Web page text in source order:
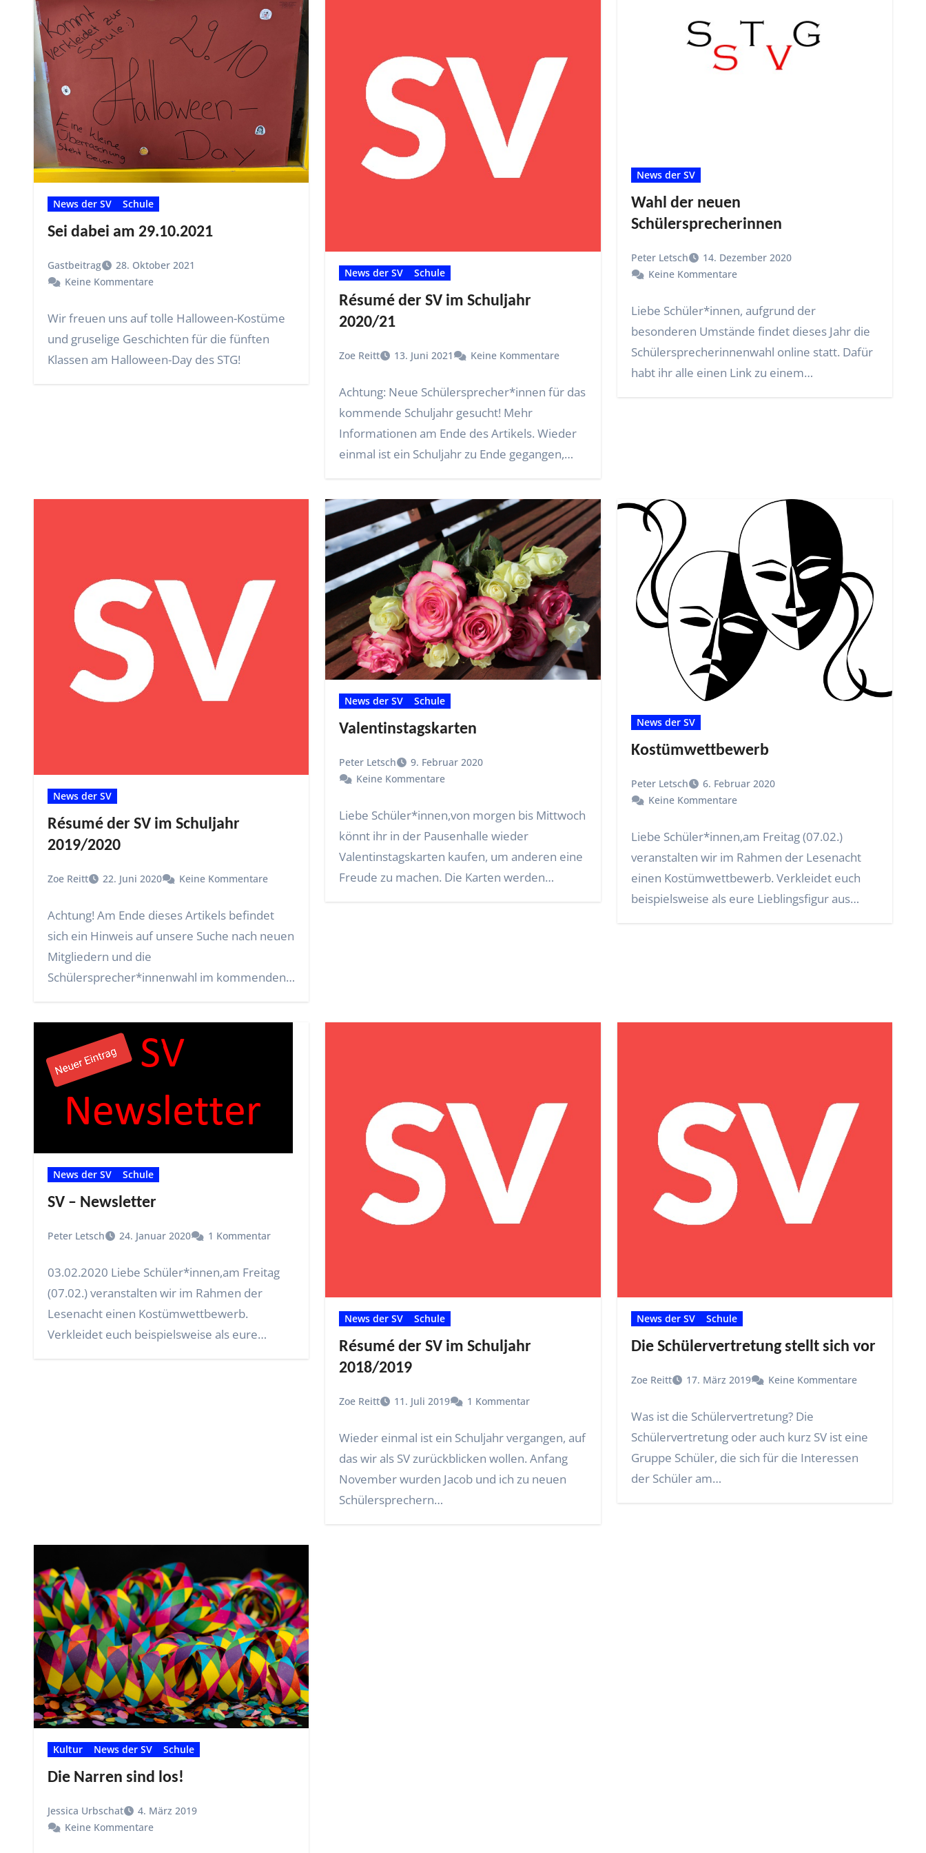
News der SV Schule
Sei dabei am 29.10.2021
Gastbeitrag
28. Oktober 2021
Keine Kommentare
Wir freuen uns auf tolle Halloween-Kostüme
und gruselige Geschichten für die fünften
Klassen am Halloween-Day des STG!
News der SV Schule
Résumé der SV im Schuljahr
2020/21
Zoe Reitt 13. Juni 2021 Keine Kommentare
Achtung: Neue Schülersprecher*innen für das
kommende Schuljahr gesucht! Mehr
Informationen am Ende des Artikels. Wieder
einmal ist ein Schuljahr zu Ende gegangen,…
News der SV
Wahl der neuen
Schülersprecherinnen
Peter Letsch
14. Dezember 2020
Keine Kommentare
Liebe Schüler*innen, aufgrund der
besonderen Umstände findet dieses Jahr die
Schülersprecherinnenwahl online statt. Dafür
habt ihr alle einen Link zu einem
News der SV
Résumé der SV im Schuljahr
2019/2020
Zoe Reitt 22. Juni 2020 Keine Kommentare
Achtung! Am Ende dieses Artikels befindet
sich ein Hinweis auf unsere Suche nach neuen
Mitgliedern und die
Schülersprecher*innenwahl im kommenden
News der SV Schule
Valentinstagskarten
Peter Letsch
9. Februar 2020
Keine Kommentare
Liebe Schüler*innen,von morgen bis Mittwoch
könnt ihr in der Pausenhalle wieder
Valentinstagskarten kaufen, um anderen eine
Freude zu machen. Die Karten werden…
News der SV
Kostümwettbewerb
Peter Letsch
6. Februar 2020
Keine Kommentare
Liebe Schüler*innen,am Freitag (07.02.)
veranstalten wir im Rahmen der Lesenacht
einen Kostümwettbewerb. Verkleidet euch
beispielsweise als eure Lieblingsfigur aus
News der SV Schule
SV – Newsletter
Peter Letsch 24. Januar 2020 1 Kommentar
03.02.2020 Liebe Schüler*innen,am Freitag
(07.02.) veranstalten wir im Rahmen der
Lesenacht einen Kostümwettbewerb.
Verkleidet euch beispielsweise als eure
News der SV Schule
Résumé der SV im Schuljahr
2018/2019
Zoe Reitt 11. Juli 2019 1 Kommentar
Wieder einmal ist ein Schuljahr vergangen, auf
das wir als SV zurückblicken wollen. Anfang
November wurden Jacob und ich zu neuen
Schülersprechern…
News der SV Schule
Die Schülervertretung stellt sich vor
Zoe Reitt 17. März 2019 Keine Kommentare
Was ist die Schülervertretung? Die
Schülervertretung oder auch kurz SV ist eine
Gruppe Schüler, die sich für die Interessen
der Schüler am…
Kultur News der SV Schule
Die Narren sind los!
Jessica Urbschat
4. März 2019
Keine Kommentare